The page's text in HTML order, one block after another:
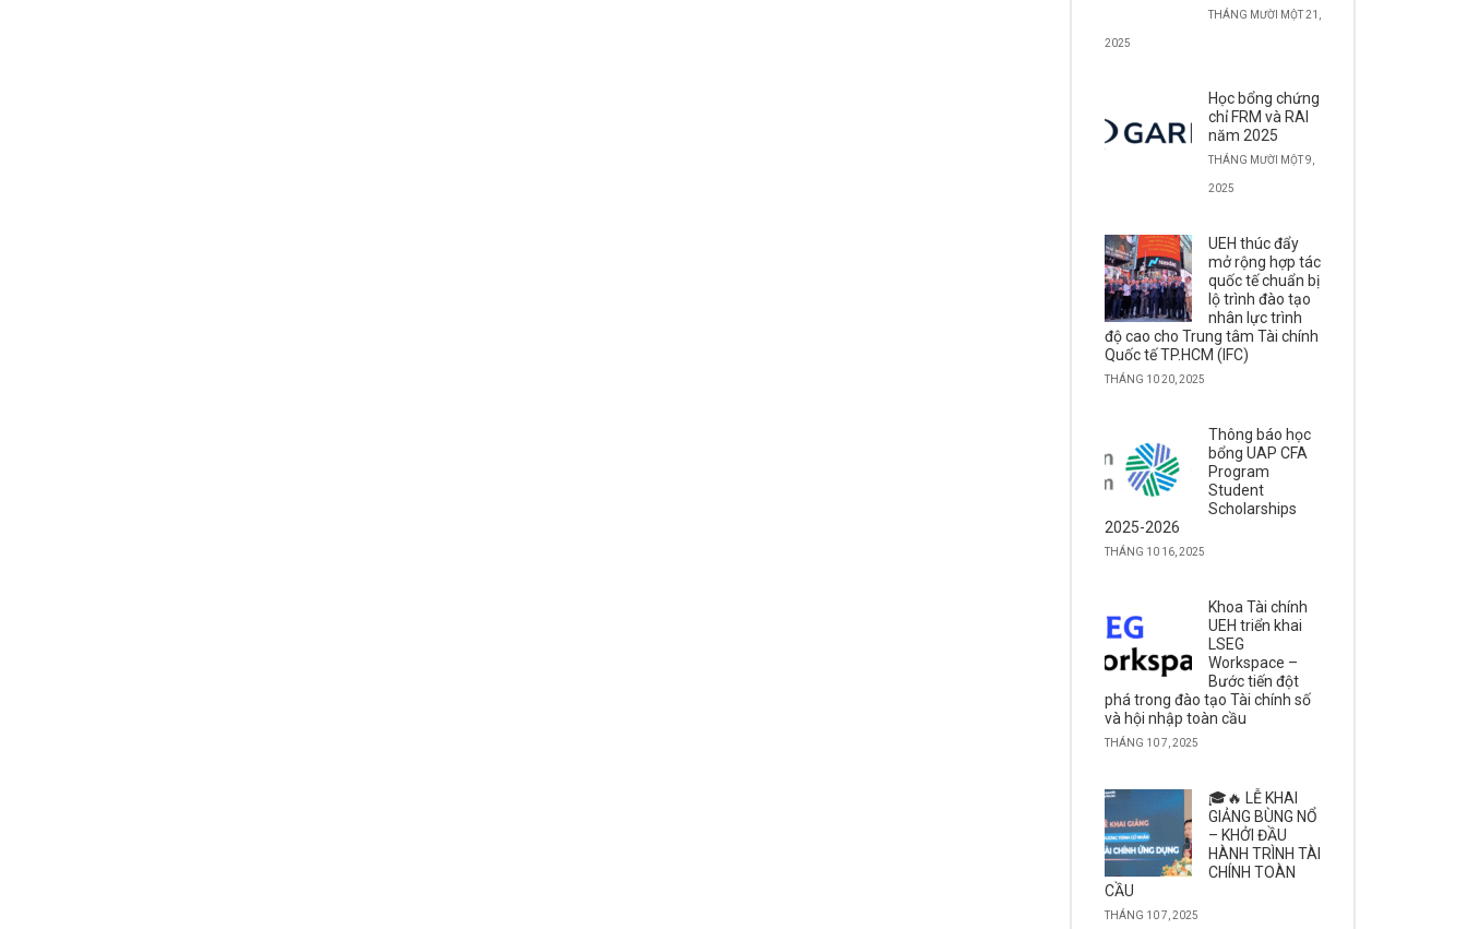
THÁNG MƯỜI MỘT 21,
2025
Học bổng chứng
chỉ FRM và RAI
năm 2025
THÁNG MƯỜI MỘT 9,
2025
UEH thúc đẩy
mở rộng hợp tác
quốc tế chuẩn bị
lộ trình đào tạo
nhân lực trình
độ cao cho Trung tâm Tài chính
Quốc tế TP.HCM (IFC)
THÁNG 10 20, 2025
Thông báo học
bổng UAP CFA
Program
Student
Scholarships
2025-2026
THÁNG 10 16, 2025
Khoa Tài chính
UEH triển khai
LSEG
Workspace –
Bước tiến đột
phá trong đào tạo Tài chính số
và hội nhập toàn cầu
THÁNG 10 7, 2025
🎓🔥 LỄ KHAI
GIẢNG BÙNG NỔ
– KHỞI ĐẦU
HÀNH TRÌNH TÀI
CHÍNH TOÀN
CẦU
THÁNG 10 7, 2025